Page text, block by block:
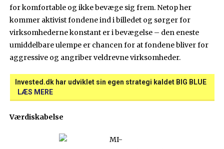
for komfortable og ikke bevæge sig frem. Netop her
kommer aktivist fondene ind i billedet og sørger for
virksomhederne konstant er i bevægelse – den eneste
umiddelbare ulempe er chancen for at fondene bliver for
aggressive og angriber veldrevne virksomheder.
Invested.dk har udviklet sin egen strategi kaldet BIG BLUE
LÆS MERE
Værdiskabelse